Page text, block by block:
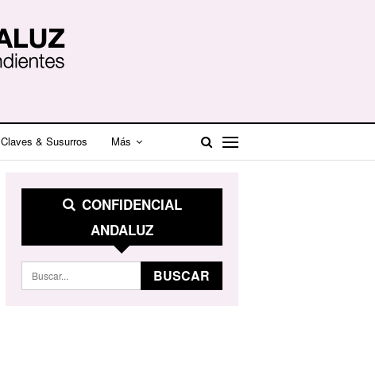
Claves & Susurros Más
CONFIDENCIAL
ANDALUZ